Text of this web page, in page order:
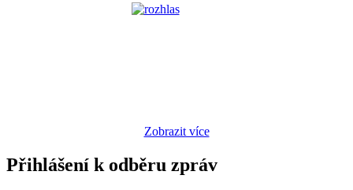
Zobrazit více
Přihlášení k odběru zpráv